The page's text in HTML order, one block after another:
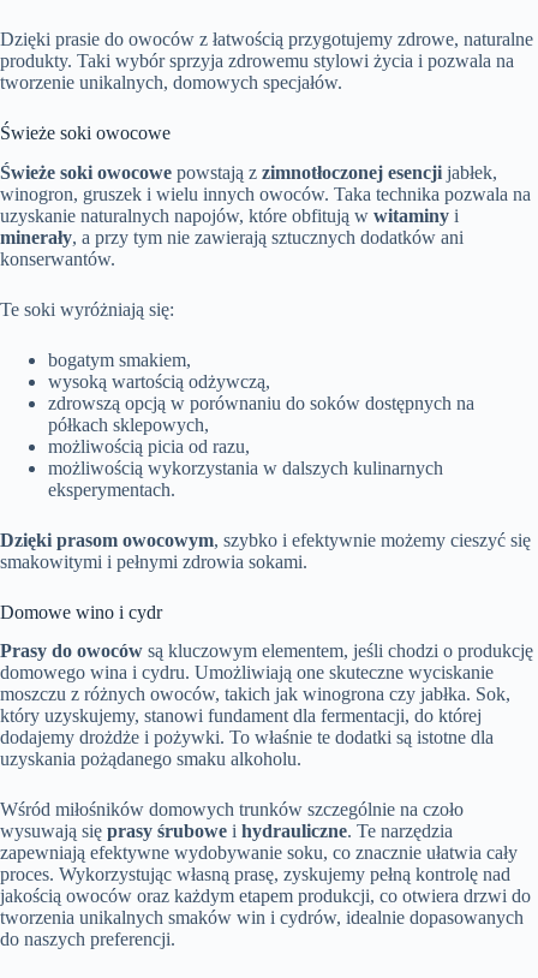
Dzięki prasie do owoców z łatwością przygotujemy zdrowe, naturalne
produkty. Taki wybór sprzyja zdrowemu stylowi życia i pozwala na
tworzenie unikalnych, domowych specjałów.
Świeże soki owocowe
Świeże soki owocowe powstają z zimnotłoczonej esencji jabłek,
winogron, gruszek i wielu innych owoców. Taka technika pozwala na
uzyskanie naturalnych napojów, które obfitują w witaminy i
minerały, a przy tym nie zawierają sztucznych dodatków ani
konserwantów.
Te soki wyróżniają się:
bogatym smakiem,
wysoką wartością odżywczą,
zdrowszą opcją w porównaniu do soków dostępnych na
półkach sklepowych,
możliwością picia od razu,
możliwością wykorzystania w dalszych kulinarnych
eksperymentach.
Dzięki prasom owocowym, szybko i efektywnie możemy cieszyć się
smakowitymi i pełnymi zdrowia sokami.
Domowe wino i cydr
Prasy do owoców są kluczowym elementem, jeśli chodzi o produkcję
domowego wina i cydru. Umożliwiają one skuteczne wyciskanie
moszczu z różnych owoców, takich jak winogrona czy jabłka. Sok,
który uzyskujemy, stanowi fundament dla fermentacji, do której
dodajemy drożdże i pożywki. To właśnie te dodatki są istotne dla
uzyskania pożądanego smaku alkoholu.
Wśród miłośników domowych trunków szczególnie na czoło
wysuwają się prasy śrubowe i hydrauliczne. Te narzędzia
zapewniają efektywne wydobywanie soku, co znacznie ułatwia cały
proces. Wykorzystując własną prasę, zyskujemy pełną kontrolę nad
jakością owoców oraz każdym etapem produkcji, co otwiera drzwi do
tworzenia unikalnych smaków win i cydrów, idealnie dopasowanych
do naszych preferencji.